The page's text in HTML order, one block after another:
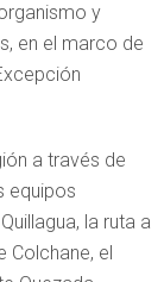
y
en el marco de
a través de
equipos
la ruta a
Colchane, el